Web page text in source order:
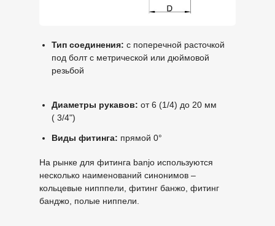
Тип соединения: с поперечной расточкой
под болт с метрической или дюймовой
резьбой
На рынке для фитинга banjo используются
несколько наименований синонимов –
кольцевые нипппели, фитинг банжо, фитинг
банджо, полые ниппели.
Диаметры рукавов: от 6 (1/4) до 20 мм
( 3/4")
Виды фитинга: прямой 0°